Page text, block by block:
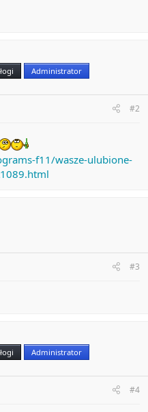
Administrator
#2
f11/wasze-ulubione-
#3
Administrator
#4